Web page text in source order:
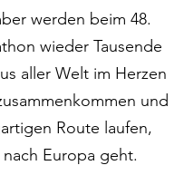
werden beim 48.
wieder Tausende
aller Welt im Herzen
und
Route laufen,
Europa geht.